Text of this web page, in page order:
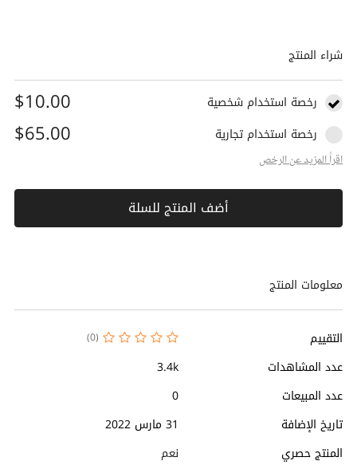
شراء المنتج
رخصة استخدام شخصية $10.00
رخصة استخدام تجارية $65.00
اقراً المزيد عن الرخص
أضف المنتج للسلة
معلومات المنتج
التقييم (0)
عدد المشاهدات
3.4k
عدد المبيعات
0
تاريخ الإضافة
31 مارس 2022
المنتج حصري
نعم